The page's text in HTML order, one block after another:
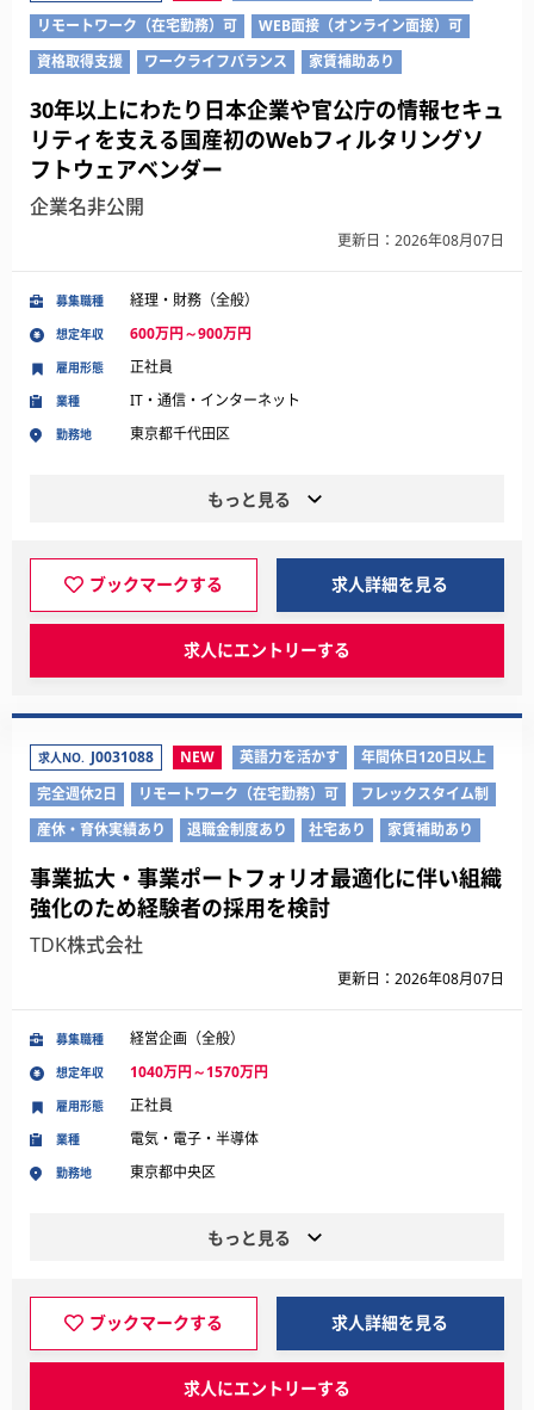
リモートワーク（在宅勤務）可
WEB面接（オンライン面接）可
資格取得支援
ワークライフバランス 家賃補助あり
30年以上にわたり日本企業や官公庁の情報セキュ
リティを支える国産初のWebフィルタリングソ
フトウェアベンダー
企業名非公開
更新日：2026年08月07日
募集職種 経理・財務（全般）
想定年収 600万円～900万円
業種 IT・通信・インターネット
勤務地 東京都千代田区
雇用形態 正社員
もっと見る
ブックマークする 求人詳細を見る
求人にエントリーする
求人NO. J0031088 NEW 英語力を活かす
年間休日120日以上
完全週休2日
リモートワーク（在宅勤務）可
フレックスタイム制
産休・育休実績あり
退職金制度あり 社宅あり 家賃補助あり
事業拡大・事業ポートフォリオ最適化に伴い組織
強化のため経験者の採用を検討
TDK株式会社
更新日：2026年08月07日
募集職種 経営企画（全般）
想定年収 1040万円～1570万円
業種 電気・電子・半導体
勤務地 東京都中央区
雇用形態 正社員
もっと見る
ブックマークする 求人詳細を見る
求人にエントリーする